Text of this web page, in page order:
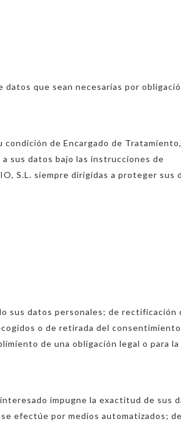
datos que sean necesarias por
de Encargado de
sus datos bajo las instrucciones de
S.L. siempre dirigidas a proteger sus
sus datos personales; de rectificación
o de retirada del
de una obligación legal o para la
impugne la exactitud de sus
efectúe por medios automatizados; de